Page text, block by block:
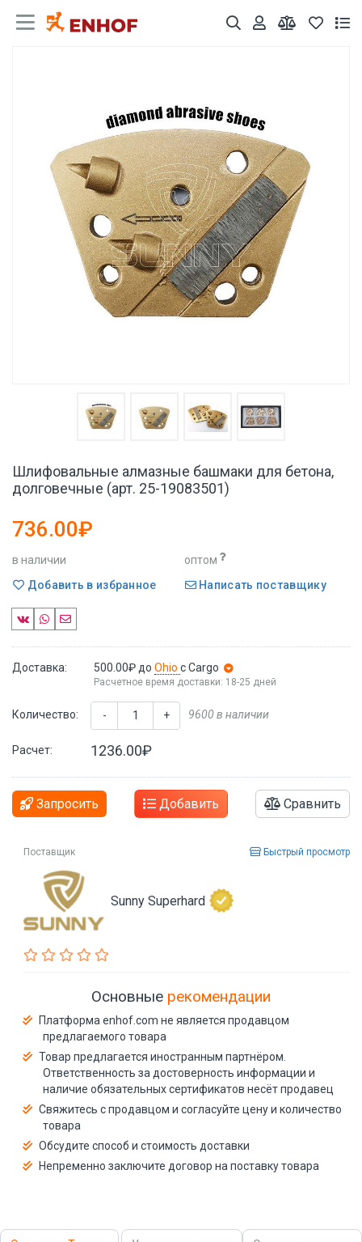
Шлифовальные алмазные башмаки для бетона,
долговечные (арт. 25-19083501)
736.00₽
в наличии
оптом
Добавить в избранное
Написать поставщику
Доставка: 500.00₽ до Ohio с Cargo
Расчетное время доставки: 18-25 дней
Количество: - + 9600 в наличии
Расчет: 1236.00₽
Запросить Добавить Сравнить
Поставщик Быстрый просмотр
Sunny Superhard
Основные рекомендации
Платформа enhof.com не является продавцом
предлагаемого товара
Товар предлагается иностранным партнёром.
Ответственность за достоверность информации и
наличие обязательных сертификатов несёт продавец
Свяжитесь с продавцом и согласуйте цену и количество
товара
Обсудите способ и стоимость доставки
Непременно заключите договор на поставку товара